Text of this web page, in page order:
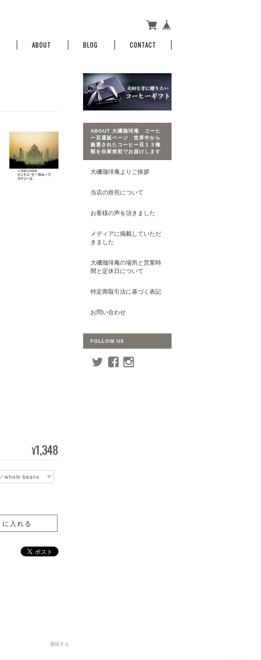
ABOUT BLOG CONTACT
¥1,348
通報する
ABOUT 大磯珈琲庵 コーヒ
ー豆通販ページ 世界中から
厳選されたコーヒー豆１３種
類を自家焙煎でお届けします
大磯珈琲庵よりご挨拶
当店の焙煎について
お客様の声を頂きました
メディアに掲載していただ
きました
大磯珈琲庵の場所と営業時
間と定休日について
特定商取引法に基づく表記
お問い合わせ
FOLLOW US